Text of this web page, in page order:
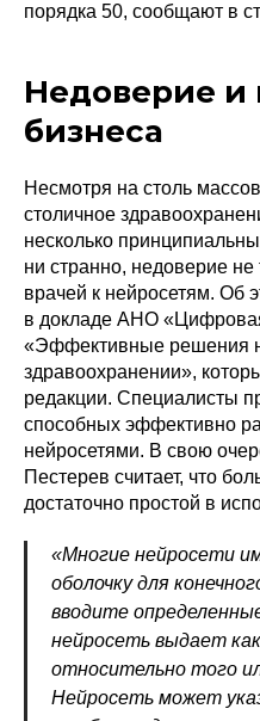
порядка 50, сообщают в
Недоверие и
бизнеса
Несмотря на столь
столичное
несколько
ни странно, недоверие
врачей к нейросетям. Об
в докладе АНО
«Эффективные решения
здравоохранении»,
редакции. Специалисты
способных эффективно
нейросетями. В свою
Пестерев считает, что
достаточно простой в
«Многие нейросети
оболочку для
вводите
нейросеть выдает
относительно того
Нейросеть может
© 2015-2026 НАУРР. Все права защищены. При
© 2015-2026 НАУРР. Все права защищены.
При использовании материалов ссылка на